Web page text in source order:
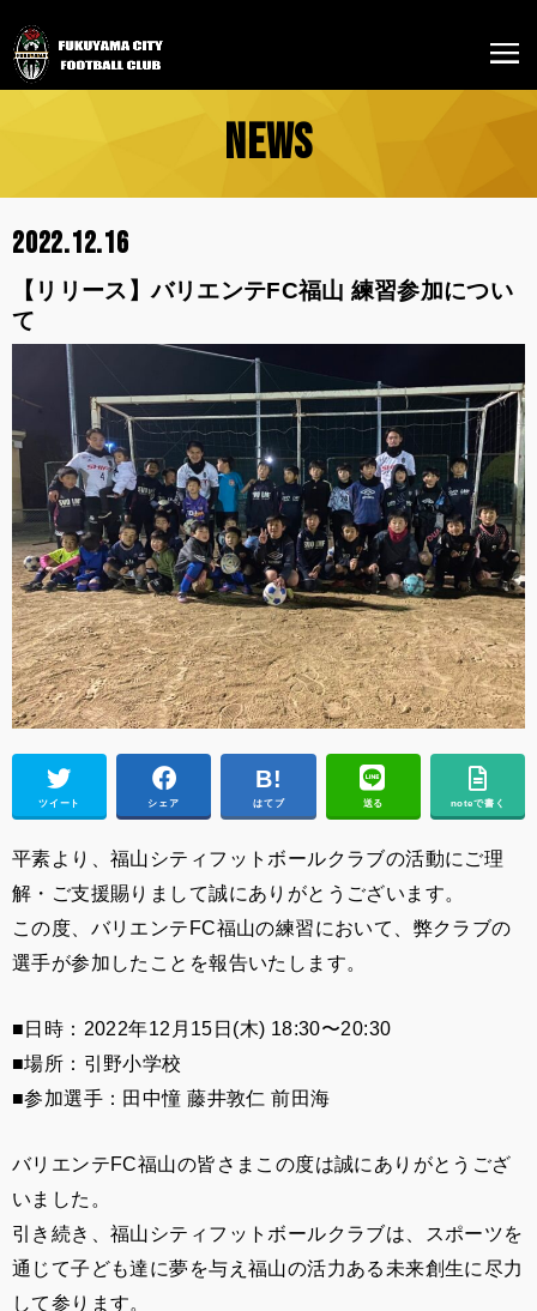
NEWS
2022.12.16
【リリース】バリエンテFC福山 練習参加につい
て
ツイート シェア はてブ 送る noteで書く
平素より、福山シティフットボールクラブの活動にご理
解・ご支援賜りまして誠にありがとうございます。
この度、バリエンテFC福山の練習において、弊クラブの
選手が参加したことを報告いたします。
■日時：2022年12月15日(木) 18:30〜20:30
■場所：引野小学校
■参加選手：田中憧 藤井敦仁 前田海
バリエンテFC福山の皆さまこの度は誠にありがとうござ
いました。
引き続き、福山シティフットボールクラブは、スポーツを
通じて子ども達に夢を与え福山の活力ある未来創生に尽力
して参ります。